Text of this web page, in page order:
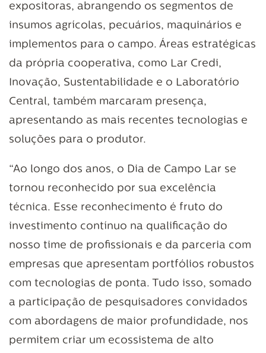
expositoras, abrangendo os segmentos de
insumos agrícolas, pecuários, maquinários e
implementos para o campo. Áreas estratégicas
da própria cooperativa, como Lar Credi,
Inovação, Sustentabilidade e o Laboratório
Central, também marcaram presença,
apresentando as mais recentes tecnologias e
soluções para o produtor.
“Ao longo dos anos, o Dia de Campo Lar se
tornou reconhecido por sua excelência
técnica. Esse reconhecimento é fruto do
investimento contínuo na qualificação do
nosso time de profissionais e da parceria com
empresas que apresentam portfólios robustos
com tecnologias de ponta. Tudo isso, somado
a participação de pesquisadores convidados
com abordagens de maior profundidade, nos
permitem criar um ecossistema de alto